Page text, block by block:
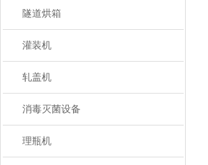
隧道烘箱
灌装机
轧盖机
消毒灭菌设备
理瓶机